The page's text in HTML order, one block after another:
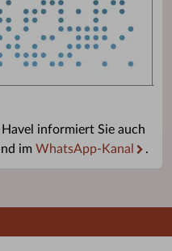
informiert Sie auch
im WhatsApp-Kanal .